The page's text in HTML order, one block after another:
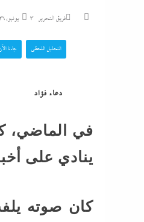
فريق التحرير 3 يونيو، 2026
التحليل اللحظي جاءنا
دعاء فؤاد
في الماضي،
ينادي على
كان صوته